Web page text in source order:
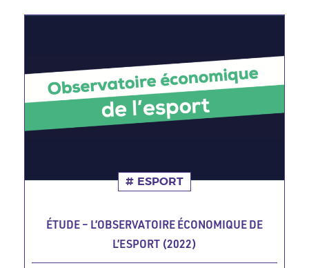
ESPORT
ÉTUDE – L’OBSERVATOIRE ÉCONOMIQUE DE
L’ESPORT (2022)